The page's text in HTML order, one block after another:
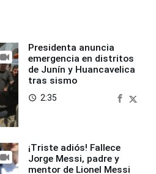
Presidenta anuncia
emergencia en distritos
de Junín y Huancavelica
tras sismo
access_time 2:35
¡Triste adiós! Fallece
Jorge Messi, padre y
mentor de Lionel Messi